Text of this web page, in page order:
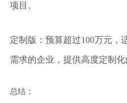
项目。
定制版：预算超过100万元，
需求的企业，提供高度定制化
总结：